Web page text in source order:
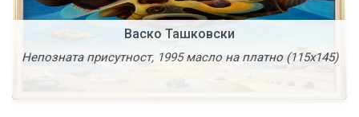
Васко Ташковски
Непозната присутност, 1995 масло на платно (115х145)
Гоце Божурски
Мртва природа (мандолина и лубеница), 1997